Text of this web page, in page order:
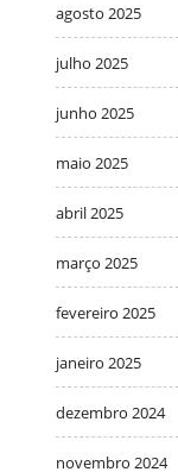
agosto 2025
julho 2025
junho 2025
maio 2025
abril 2025
março 2025
fevereiro 2025
janeiro 2025
dezembro 2024
novembro 2024